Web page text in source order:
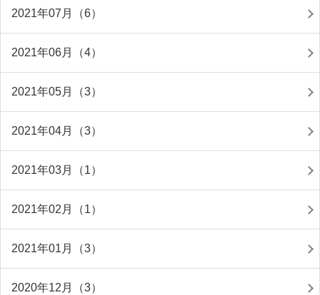
2021年07月（6）
2021年06月（4）
2021年05月（3）
2021年04月（3）
2021年03月（1）
2021年02月（1）
2021年01月（3）
2020年12月（3）